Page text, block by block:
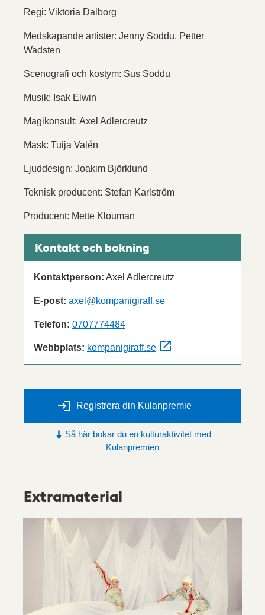
Regi: Viktoria Dalborg
Medskapande artister: Jenny Soddu, Petter
Wadsten
Scenografi och kostym: Sus Soddu
Musik: Isak Elwin
Magikonsult: Axel Adlercreutz
Mask: Tuija Valén
Ljuddesign: Joakim Björklund
Teknisk producent: Stefan Karlström
Producent: Mette Klouman
Kontakt och bokning
Kontaktperson: Axel Adlercreutz
E-post: axel@kompanigiraff.se
Telefon: 0707774484
Webbplats: kompanigiraff.se
Registrera din Kulanpremie
Så här bokar du en kulturaktivitet med
Kulanpremien
Extramaterial